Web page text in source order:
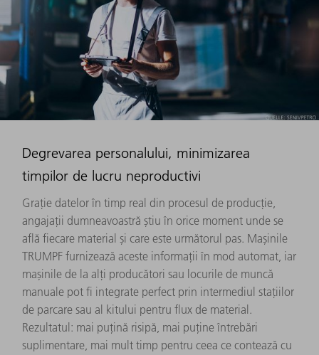
Degrevarea personalului, minimizarea
timpilor de lucru neproductivi
Grație datelor în timp real din procesul de producție,
angajații dumneavoastră știu în orice moment unde se
află fiecare material și care este următorul pas. Mașinile
TRUMPF furnizează aceste informații în mod automat, iar
mașinile de la alți producători sau locurile de muncă
manuale pot fi integrate perfect prin intermediul stațiilor
de parcare sau al kitului pentru flux de material.
Rezultatul: mai puțină risipă, mai puține întrebări
suplimentare, mai mult timp pentru ceea ce contează cu